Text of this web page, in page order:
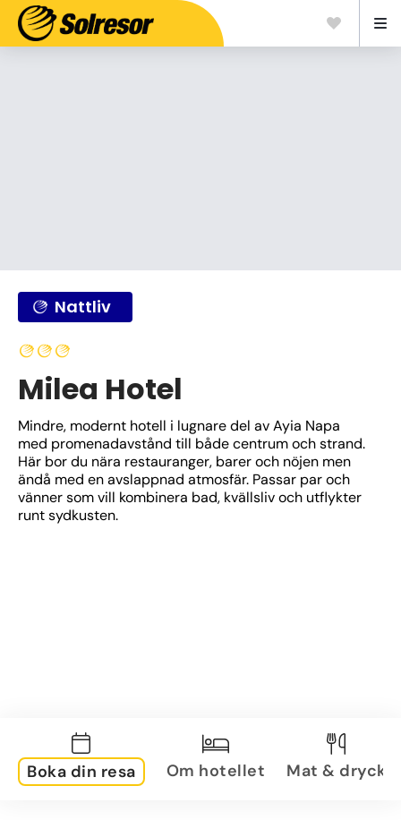
Nattliv
Milea Hotel
Mindre, modernt hotell i lugnare del av Ayia Napa
med promenadavstånd till både centrum och strand.
Här bor du nära restauranger, barer och nöjen men
ändå med en avslappnad atmosfär. Passar par och
vänner som vill kombinera bad, kvällsliv och utflykter
runt sydkusten.
Boka din resa Om hotellet Mat & dryck